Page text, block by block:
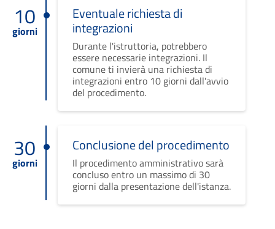
10
giorni
Eventuale richiesta di
integrazioni
Durante l'istruttoria, potrebbero
essere necessarie integrazioni. Il
comune ti invierà una richiesta di
integrazioni entro 10 giorni dall'avvio
del procedimento.
30
giorni
Conclusione del procedimento
Il procedimento amministrativo sarà
concluso entro un massimo di 30
giorni dalla presentazione dell'istanza.